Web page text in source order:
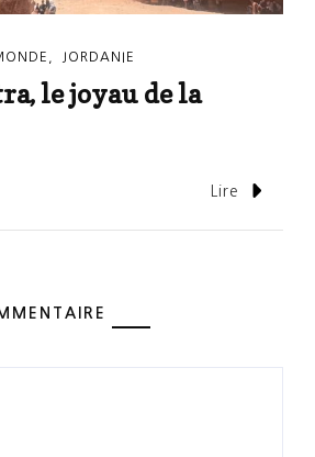
JORDANIE
le joyau de la
Lire